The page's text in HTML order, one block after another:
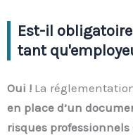
Est-il obligatoire
tant
Oui ! La
en place d’un
risques professionnels